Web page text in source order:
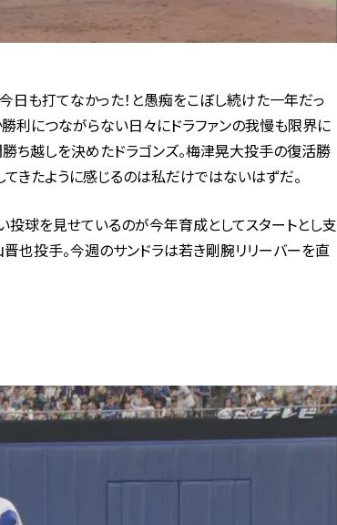
日も打てなかった！と愚痴をこぼし続けた一年だっ
利につながらない日々にドラファンの我慢も限界に
ち越しを決めたドラゴンズ。梅津晃大投手の復活勝
きたように感じるのは私だけではないはずだ。
投球を見せているのが今年育成としてスタートとし支
也投手。今週のサンドラは若き剛腕リリーバーを直